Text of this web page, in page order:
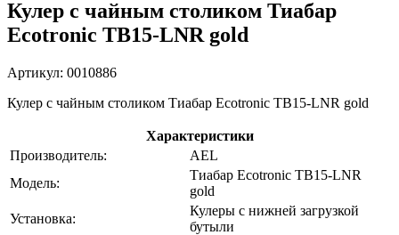
Кулер с чайным столиком Тиабар
Ecotronic TB15-LNR gold
Артикул: 0010886
Кулер с чайным столиком Тиабар Ecotronic TB15-LNR gold
Характеристики
Производитель:
AEL
Модель:
Тиабар Ecotronic TB15-LNR
gold
Установка:
Кулеры с нижней загрузкой
бутыли